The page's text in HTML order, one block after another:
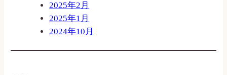
2025年2月
2025年1月
2024年10月